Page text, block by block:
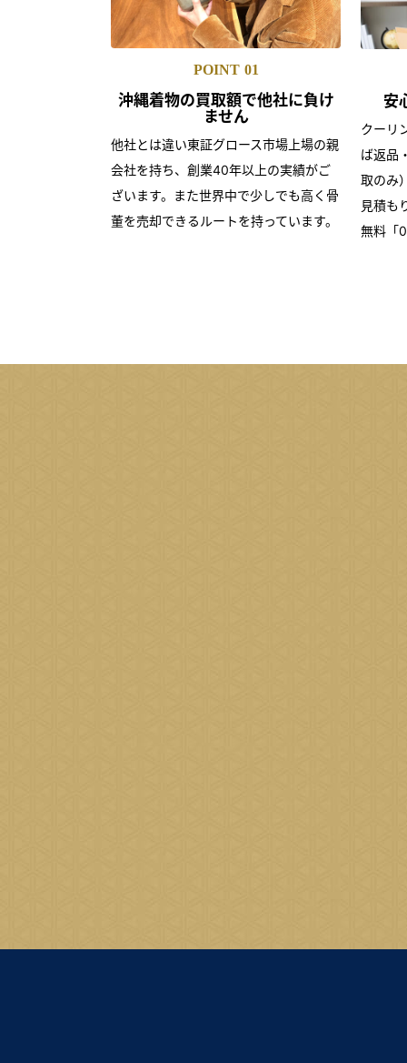
POINT 01
沖縄着物の買取額で他社に負け
ません
他社とは違い東証グロース市場上場の親
会社を持ち、創業40年以上の実績がご
ざいます。また世界中で少しでも高く骨
董を売却できるルートを持っています。
安
クーリ
ば返品
取のみ
見積も
無料「